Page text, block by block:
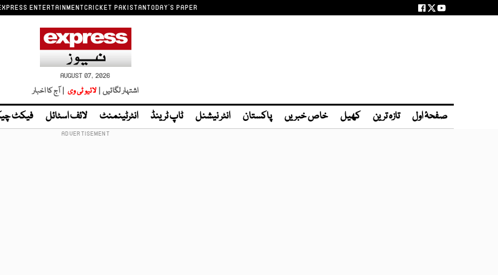
ENTERTAINMENTCRICKET PAKISTANTODAY'S PAPER
AUGUST 07, 2026
اشتہار لگائیں | لائیو ٹی وی | آج کا اخبار
صفحۂ اول تازہ ترین کھیل خاص خبریں پاکستان انٹر نیشنل ٹاپ ٹرینڈ انٹرٹینمنٹ لائف اسٹائل فیکٹ